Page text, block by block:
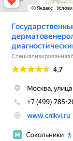
© Яндекс
Специализированная
4,7
Москва,
+7 (499) 785-
www.cnikvi.ru
Сокольники